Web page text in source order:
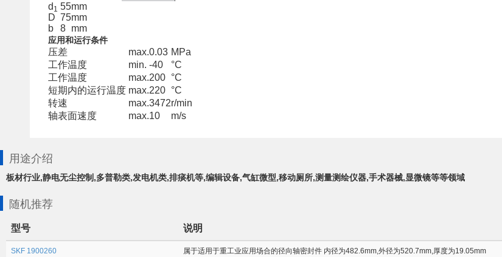
d 1 55mm
D 75mm
b
8 mm
应用和运行条件
压差 max.0.03 MPa
工作温度
min. -40
°C
工作温度
max.200
°C
短期内的运行温度 max.220
°C
转速
max.3472r/min
轴表面速度
max.10 m/s
用途介绍
板材行业,静电无尘控制,多普勒类,发电机类,排痰机等,编辑设备,气缸微型,移动厕所,测量测绘仪器,手术器械,显微镜等等领域
随机推荐
型号 说明
SKF 1900260 属于适用于重工业应用场合的径向轴密封件 内径为482.6mm,外径为520.7mm,厚度为19.05mm